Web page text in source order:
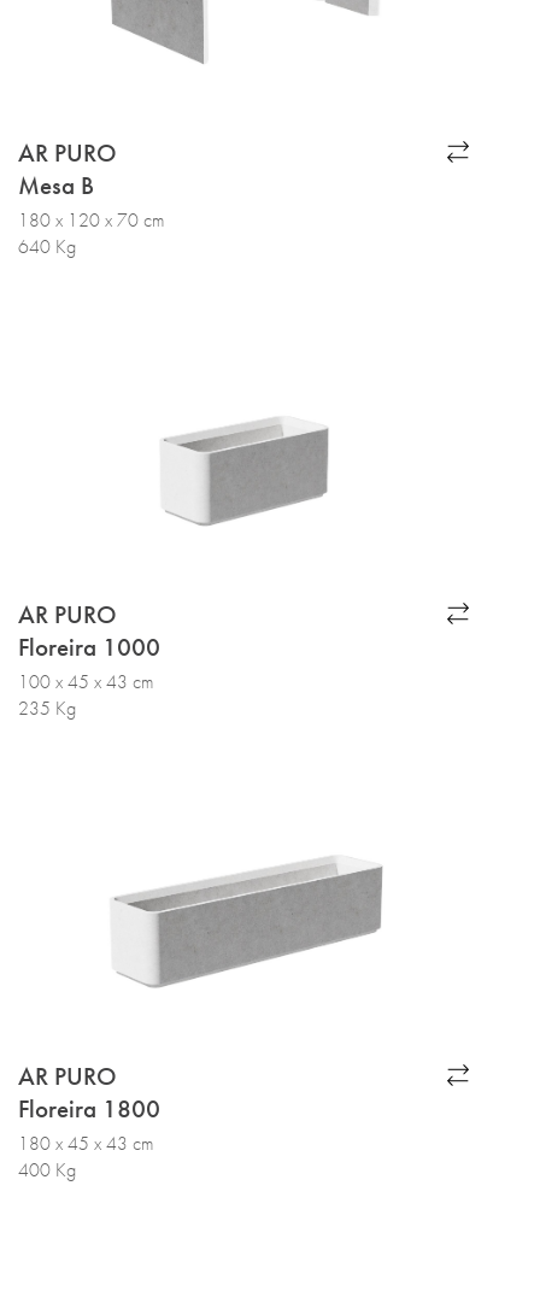
AR PURO
Mesa B
180 x 120 x 70 cm
640 Kg
AR PURO
Floreira 1000
100 x 45 x 43 cm
235 Kg
AR PURO
Floreira 1800
180 x 45 x 43 cm
400 Kg